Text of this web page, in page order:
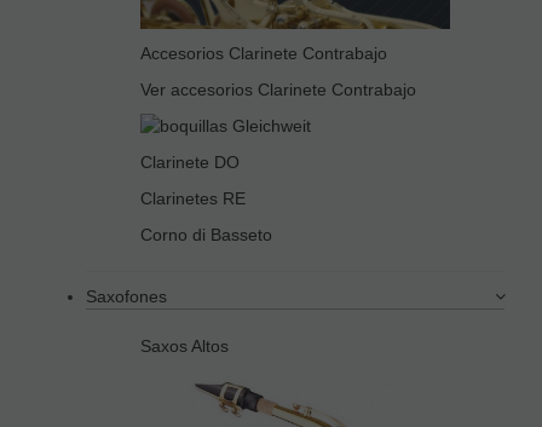
Accesorios Clarinete Contrabajo
Ver accesorios Clarinete Contrabajo
Clarinete DO
Clarinetes RE
Corno di Basseto
Saxofones
Saxos Altos